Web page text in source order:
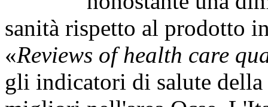
sanità rispetto al prodotto
«Reviews of health care
gli indicatori di salute